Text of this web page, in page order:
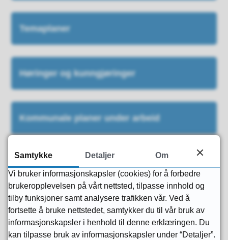
Temaplaner
Høringer og kunngjøringer
Kommunale planer under arbeid
Økonomiplan
Analyser og rapporter
Samtykke Detaljer Om
Vi bruker informasjonskapsler (cookies) for å forbedre
brukeropplevelsen på vårt nettsted, tilpasse innhold og
tilby funksjoner samt analysere trafikken vår. Ved å
fortsette å bruke nettstedet, samtykker du til vår bruk av
informasjonskapsler i henhold til denne erklæringen. Du
kan tilpasse bruk av informasjonskapsler under “Detaljer”.